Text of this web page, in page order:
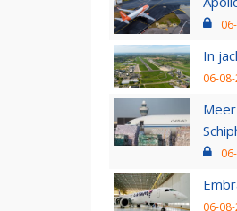
In
06-
06-